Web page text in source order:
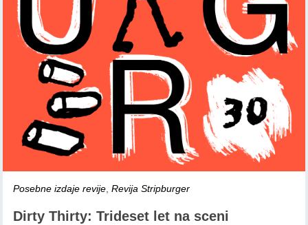
Posebne izdaje revije,Revija Stripburger
Dirty Thirty: Trideset let na sceni